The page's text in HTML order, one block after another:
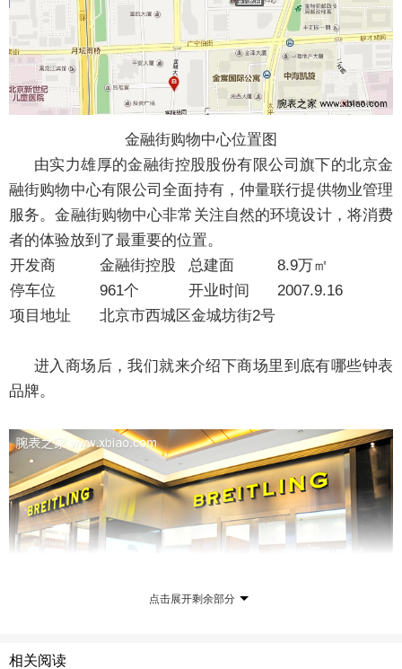
金融街购物中心位置图
由实力雄厚的金融街控股股份有限公司旗下的北京金
融街购物中心有限公司全面持有，仲量联行提供物业管理
服务。金融街购物中心非常关注自然的环境设计，将消费
者的体验放到了最重要的位置。
开发商
金融街控股 总建面
8.9万㎡
停车位
961个 开业时间
2007.9.16
项目地址
北京市西城区金城坊街2号
进入商场后，我们就来介绍下商场里到底有哪些钟表
品牌。
点击展开剩余部分
相关阅读